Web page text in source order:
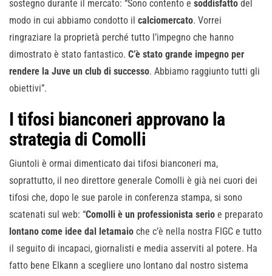
sostegno durante il mercato: “Sono contento e soddisfatto del
modo in cui abbiamo condotto il calciomercato. Vorrei
ringraziare la proprietà perché tutto l’impegno che hanno
dimostrato è stato fantastico. C’è stato grande impegno per
rendere la Juve un club di successo. Abbiamo raggiunto tutti gli
obiettivi”.
I tifosi bianconeri approvano la
strategia di Comolli
Giuntoli è ormai dimenticato dai tifosi bianconeri ma,
soprattutto, il neo direttore generale Comolli è già nei cuori dei
tifosi che, dopo le sue parole in conferenza stampa, si sono
scatenati sul web: “Comolli è un professionista serio e preparato
lontano come idee dal letamaio che c’è nella nostra FIGC e tutto
il seguito di incapaci, giornalisti e media asserviti al potere. Ha
fatto bene Elkann a scegliere uno lontano dal nostro sistema